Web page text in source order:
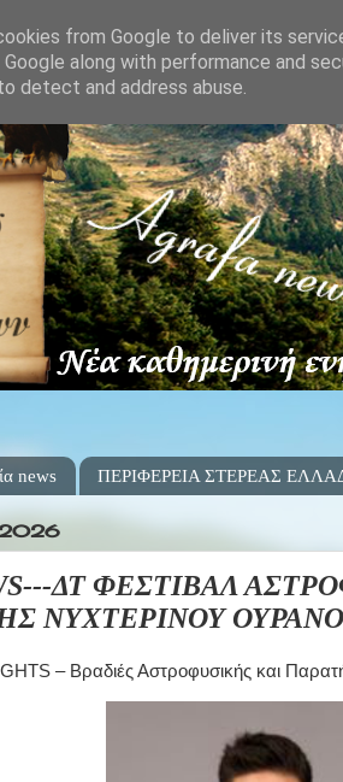
news ΠΕΡΙΦΕΡΕΙΑ ΣΤΕΡΕΑΣ
2026
ΔΤ ΦΕΣΤΙΒΑΛ
ΝΥΧΤΕΡΙΝΟΥ
– Βραδιές Αστροφυσικής και
from Google to deliver its
Google along with performance and
detect and address abuse.